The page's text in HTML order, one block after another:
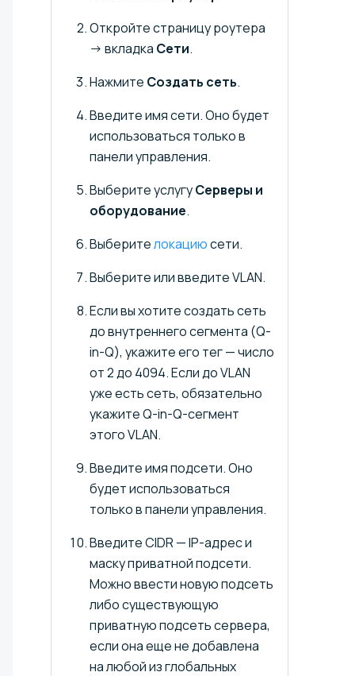
Откройте страницу роутера
→ вкладка Сети.
Нажмите Создать сеть.
Введите имя сети. Оно будет
использоваться только в
панели управления.
Выберите услугуСерверы и
оборудование.
Выберителокациюсети.
Выберите или введите VLAN.
Если вы хотите создать сеть
до внутреннего сегмента (Q-
in-Q), укажите его тег — число
от 2 до 4094. Если до VLAN
уже есть сеть, обязательно
укажите Q-in-Q-сегмент
этого VLAN.
Введите имя подсети. Оно
будет использоваться
только в панели управления.
Введите CIDR — IP-адрес и
маску приватной подсети.
Можно ввести новую подсеть
либо существующую
приватную подсеть сервера,
если она еще не добавлена
на любой из глобальных